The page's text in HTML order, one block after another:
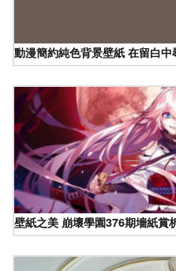
動漫簡約純色背景壁紙 在留白
壁紙之美 崩壞學園376期墻紙賞